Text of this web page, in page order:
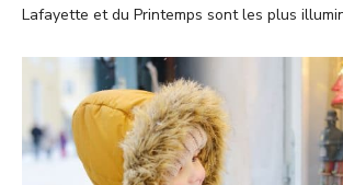
Lafayette et du Printemps sont les plus